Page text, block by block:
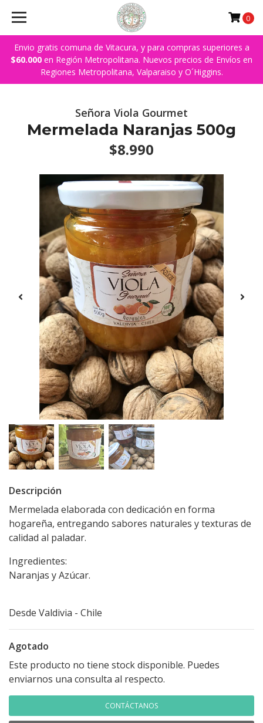
Envio gratis comuna de Vitacura, y para compras superiores a
$60.000 en Región Metropolitana. Nuevos precios de Envíos en
Regiones Metropolitana, Valparaiso y O´Higgins.
0
Señora Viola Gourmet
Mermelada Naranjas 500g
$8.990
Descripción
Mermelada elaborada con dedicación en forma
hogareña, entregando sabores naturales y texturas de
calidad al paladar.
Ingredientes:
Naranjas y Azúcar.
Desde Valdivia - Chile
Agotado
Este producto no tiene stock disponible. Puedes
enviarnos una consulta al respecto.
CONTÁCTANOS